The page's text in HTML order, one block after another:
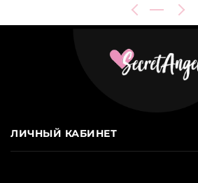
ЛИЧНЫЙ КАБИНЕТ